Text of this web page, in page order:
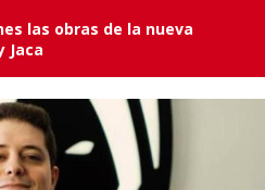
las obras de la nueva
Jaca